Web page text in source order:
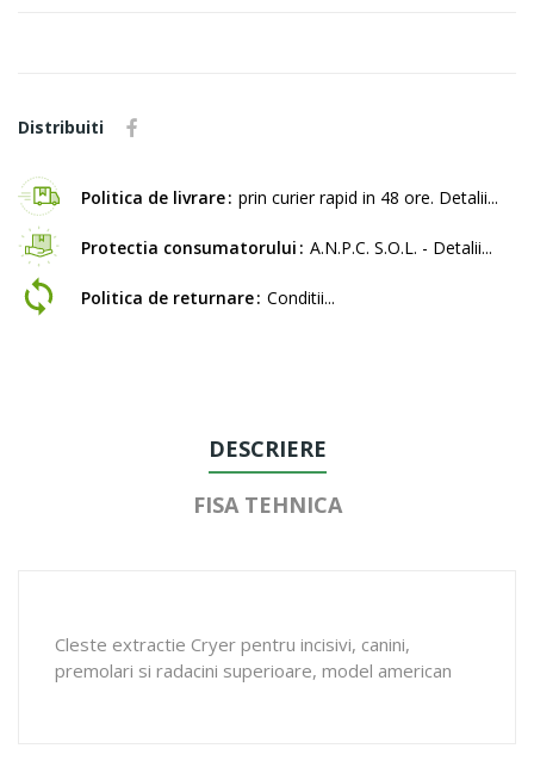
Distribuiti
Politica de livrare prin curier rapid in 48 ore. Detalii...
Protectia consumatorului A.N.P.C. S.O.L. - Detalii...
Politica de returnare Conditii...
DESCRIERE
FISA TEHNICA
Cleste extractie Cryer pentru incisivi, canini,
premolari si radacini superioare, model american